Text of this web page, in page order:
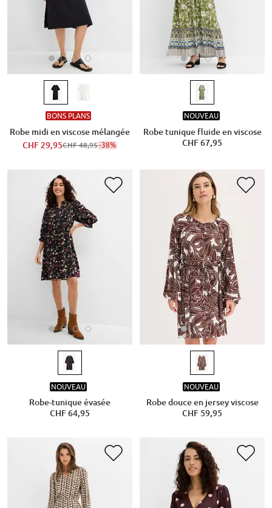
BONS PLANS
Robe midi en viscose mélangée
CHF 29,95CHF 48,95-38%
NOUVEAU
Robe tunique fluide en viscose
CHF 67,95
NOUVEAU
Robe-tunique évasée
CHF 64,95
NOUVEAU
Robe douce en jersey viscose
CHF 59,95